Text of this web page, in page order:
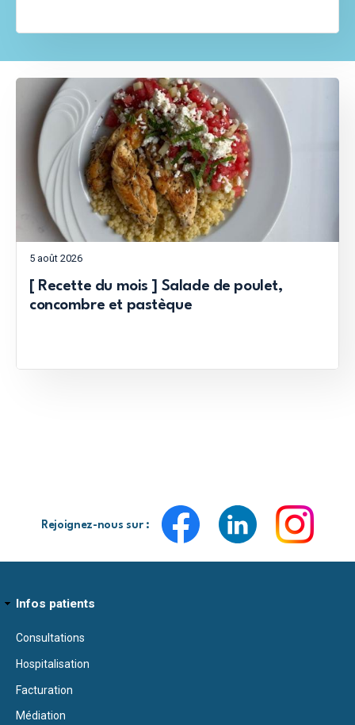
5 août 2026
[ Recette du mois ] Salade de poulet,
concombre et pastèque
Rejoignez-nous sur :
Infos patients
Consultations
Hospitalisation
Facturation
Médiation